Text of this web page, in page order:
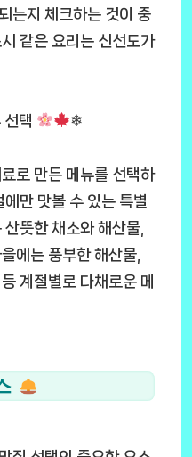
는지 체크하는 것이 중
같은 요리는 신선도가
선택 ❄
로 만든 메뉴를 선택하
만 맛볼 수 있는 특별
뜻한 채소와 해산물,
에는 풍부한 해산물,
계절별로 다채로운 메